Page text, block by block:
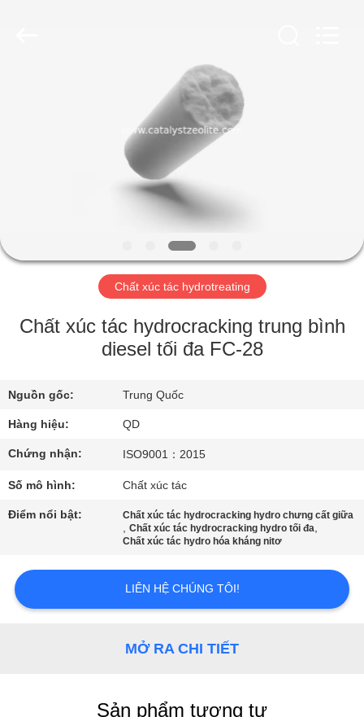
VỀ
TÔI
QUAN
NHÀ
MÁY
KIỂM
LƯỢNG
Chất xúc tác hydrotreating
Chất xúc tác hydrocracking trung bình
diesel tối đa FC-28
Nguồn gốc: Trung Quốc
Hàng hiệu: QD
Chứng nhận: ISO9001：2015
Số mô hình: Chất xúc tác
Điểm nổi bật: Chất xúc tác hydrocracking hydro chưng cất giữa
,Chất xúc tác hydrocracking hydro tối đa,
Chất xúc tác hydro hóa kháng nitơ
LIÊN HỆ CHÚNG TÔI!
MỞ RA CHI TIẾT
Sản phẩm tương tự